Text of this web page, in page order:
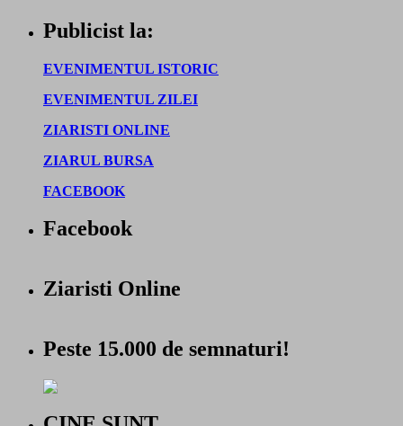
Publicist la:
EVENIMENTUL ISTORIC
EVENIMENTUL ZILEI
ZIARISTI ONLINE
ZIARUL BURSA
FACEBOOK
Facebook
Ziaristi Online
Peste 15.000 de semnaturi!